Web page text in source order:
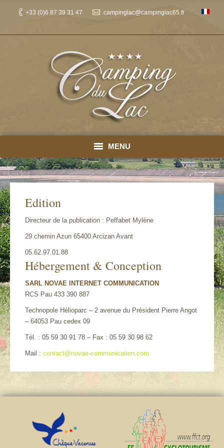
+33 (0)6 87 39 31 47 campinglac@campinglac65.fr
MENU
Accueil
Emplacements : tarifs/ réserver
Chalets Pyrénées
Chalets : tarifs/ réserver
Activités Hautes-Pyrénées
Contact
Edition
Directeur de la publication : Peffabet Mylène
29 chemin Azun 65400 Arcizan Avant
05.62.97.01.88
Hébergement & Conception
SARL NOVAE INTERNET COMMUNICATION
RCS Pau 433 390 887
Technopole Hélioparc – 2 avenue du Président Pierre Angot
– 64053 Pau cedex 09
Tél. : 05 59 30 91 78 – Fax : 05 59 30 98 62
Mail : contact@novae-communication.com